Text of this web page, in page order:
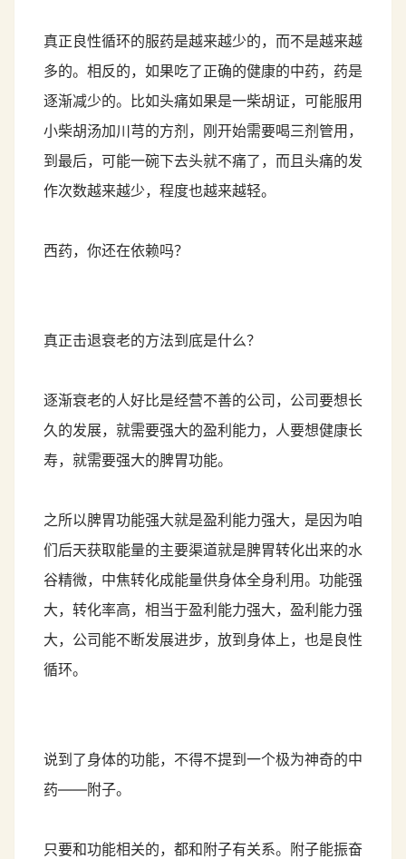
真正良性循环的服药是越来越少的，而不是越来越
多的。相反的，如果吃了正确的健康的中药，药是
逐渐减少的。比如头痛如果是一柴胡证，可能服用
小柴胡汤加川芎的方剂，刚开始需要喝三剂管用，
到最后，可能一碗下去头就不痛了，而且头痛的发
作次数越来越少，程度也越来越轻。
西药，你还在依赖吗？
真正击退衰老的方法到底是什么？
逐渐衰老的人好比是经营不善的公司，公司要想长
久的发展，就需要强大的盈利能力，人要想健康长
寿，就需要强大的脾胃功能。
之所以脾胃功能强大就是盈利能力强大，是因为咱
们后天获取能量的主要渠道就是脾胃转化出来的水
谷精微，中焦转化成能量供身体全身利用。功能强
大，转化率高，相当于盈利能力强大，盈利能力强
大，公司能不断发展进步，放到身体上，也是良性
循环。
说到了身体的功能，不得不提到一个极为神奇的中
药——附子。
只要和功能相关的，都和附子有关系。附子能振奋